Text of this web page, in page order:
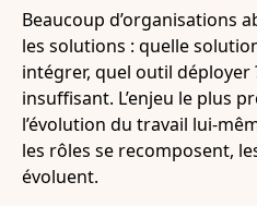
Beaucoup d’organisations
les solutions : quelle
intégrer, quel outil déployer
insuffisant. L’enjeu le plus
l’évolution du travail lui-
les rôles se recomposent,
évoluent.